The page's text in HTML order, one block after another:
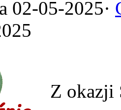
02-05-2025·
Z okazji